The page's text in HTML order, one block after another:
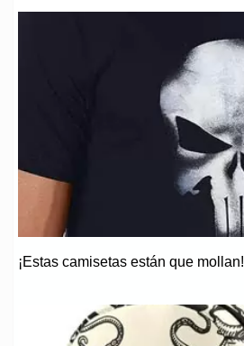
¡Estas camisetas están que mollan!